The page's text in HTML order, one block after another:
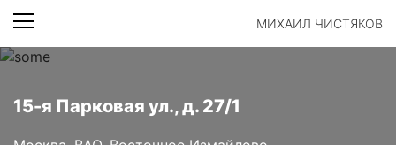
МИХАИЛ ЧИСТЯКОВ
15-я Парковая ул., д. 27/1